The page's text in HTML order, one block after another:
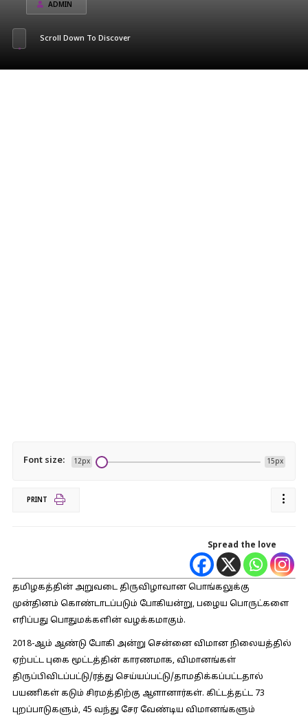
ADMIN
Scroll Down To Discover
Font size: 12px 15px
PRINT
Spread the love
தமிழகத்தின் அறுவடை திருவிழாவான பொங்கலுக்கு
முன்தினம் கொண்டாடப்படும் போகியன்று, பழைய பொருட்களை
எரிப்பது பொதுமக்களின் வழக்கமாகும்.
2018-ஆம் ஆண்டு போகி அன்று சென்னை விமான நிலையத்தில்
ஏற்பட்ட புகை மூட்டத்தின் காரணமாக, விமானங்கள்
திருப்பிவிடப்பட்டு/ரத்து செய்யப்பட்டு/தாமதிக்கப்பட்டதால்
பயணிகள் கடும் சிரமத்திற்கு ஆளானார்கள். கிட்டத்தட்ட 73
புறப்பாடுகளும், 45 வந்து சேர வேண்டிய விமானங்களும்